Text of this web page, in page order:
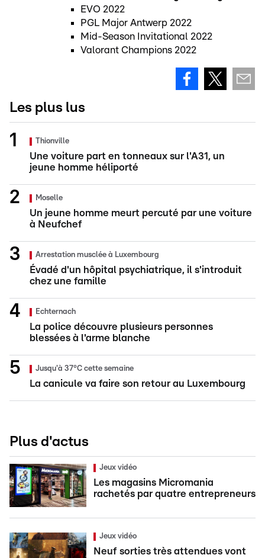
EVO 2022
PGL Major Antwerp 2022
Mid-Season Invitational 2022
Valorant Champions 2022
Les plus lus
Thionville
Une voiture part en tonneaux sur l'A31, un
jeune homme héliporté
Moselle
Un jeune homme meurt percuté par une voiture
à Neufchef
Arrestation musclée à Luxembourg
Évadé d'un hôpital psychiatrique, il s'introduit
chez une famille
Echternach
La police découvre plusieurs personnes
blessées à l'arme blanche
Jusqu'à 37°C cette semaine
La canicule va faire son retour au Luxembourg
Plus d'actus
Jeux vidéo
Les magasins Micromania
rachetés par quatre entrepreneurs
Jeux vidéo
Neuf sorties très attendues vont